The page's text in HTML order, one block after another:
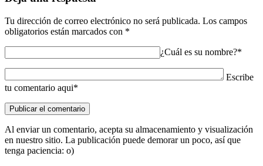
Tu dirección de correo electrónico no será publicada. Los campos
obligatorios están marcados con *
¿Cuál es su nombre?*
Escribe
tu comentario aqui*
Al enviar un comentario, acepta su almacenamiento y visualización
en nuestro sitio. La publicación puede demorar un poco, así que
tenga paciencia: o)